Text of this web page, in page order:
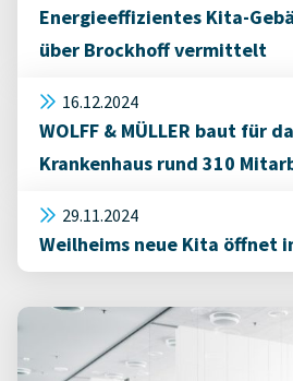
Energieeffizientes Kita-
über Brockhoff vermittelt
16.12.2024
WOLFF & MÜLLER baut für
Krankenhaus rund 310
29.11.2024
Weilheims neue Kita öffnet